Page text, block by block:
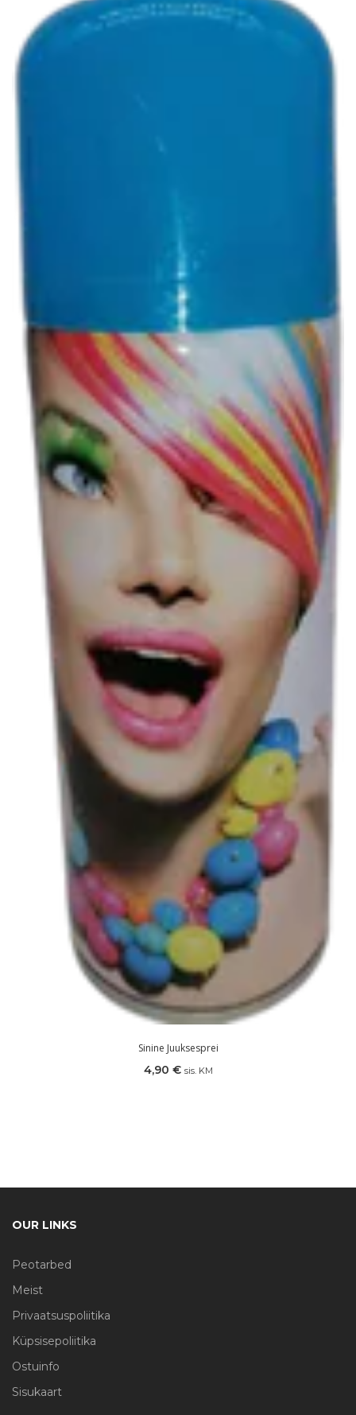
Sinine Juuksesprei
4,90 € sis. KM
OUR LINKS
Peotarbed
Meist
Privaatsuspoliitika
Küpsisepoliitika
Ostuinfo
Sisukaart